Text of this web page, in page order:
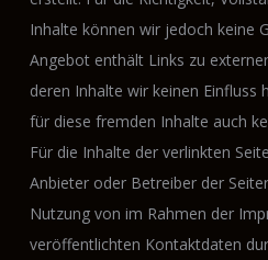
Inhalte können wir jedoch keine
Angebot enthält Links zu
deren Inhalte wir keinen Einfluss
für diese fremden Inhalte auch
Für die Inhalte der verlinkten
Anbieter oder Betreiber der
Nutzung von im Rahmen der
veröffentlichten Kontaktdaten